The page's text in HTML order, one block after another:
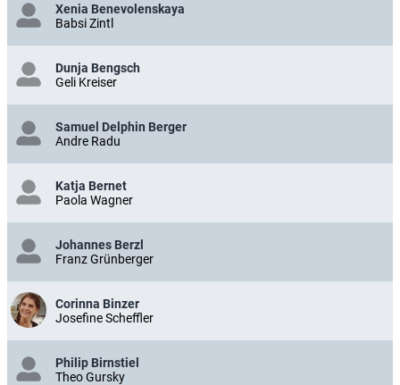
Xenia Benevolenskaya
Babsi Zintl
Dunja Bengsch
Geli Kreiser
Samuel Delphin Berger
Andre Radu
Katja Bernet
Paola Wagner
Johannes Berzl
Franz Grünberger
Corinna Binzer
Josefine Scheffler
Philip Birnstiel
Theo Gursky